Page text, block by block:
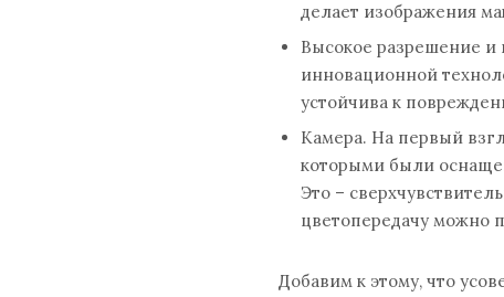
делает изображения
Высокое разрешение и
инновационной
устойчива к
Камера. На первый
которыми были
Это –
цветопередачу можно
Добавим к этому, что